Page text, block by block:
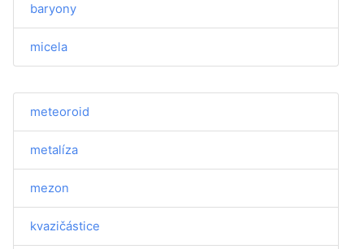
baryony
micela
meteoroid
metalíza
mezon
kvazičástice